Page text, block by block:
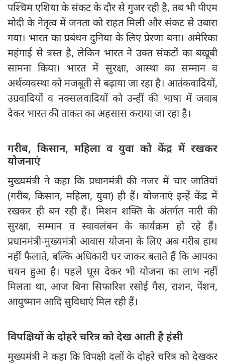
पश्चिम एशिया के संकट के दौर से गुजर रही है, तब भी पीएम
मोदी के नेतृत्व में जनता को राहत मिली और संकट से उबारा
गया। भारत का प्रबंधन दुनिया के लिए प्रेरणा बना। अमेरिका
महंगाई से त्रस्त है, लेकिन भारत ने उक्त संकटों का बखूबी
सामना किया। भारत में सुरक्षा, आस्था का सम्मान व
अर्थव्यवस्था को मजबूती से बढ़ाया जा रहा है। आतंकवादियों,
उग्रवादियों व नक्सलवादियों को उन्हीं की भाषा में जवाब
देकर भारत की ताकत का अहसास कराया जा रहा है।
गरीब, किसान, महिला व युवा को केंद्र में रखकर
योजनाएं
मुख्यमंत्री ने कहा कि प्रधानमंत्री की नजर में चार जातियां
(गरीब, किसान, महिला, युवा) ही हैं। योजनाएं इन्हें केंद्र में
रखकर ही बन रही हैं। मिशन शक्ति के अंतर्गत नारी की
सुरक्षा, सम्मान व स्वावलंबन के कार्यक्रम हो रहे हैं।
प्रधानमंत्री-मुख्यमंत्री आवास योजना के लिए अब गरीब हाथ
नहीं फैलाते, बल्कि अधिकारी घर जाकर बताते हैं कि आपका
चयन हुआ है। पहले घूस देकर भी योजना का लाभ नहीं
मिलता था, आज बिना सिफारिश रसोई गैस, राशन, पेंशन,
आयुष्मान आदि सुविधाएं मिल रही हैं।
विपक्षियों के दोहरे चरित्र को देख आती है हंसी
मुख्यमंत्री ने कहा कि विपक्षी दलों के दोहरे चरित्र को देखकर